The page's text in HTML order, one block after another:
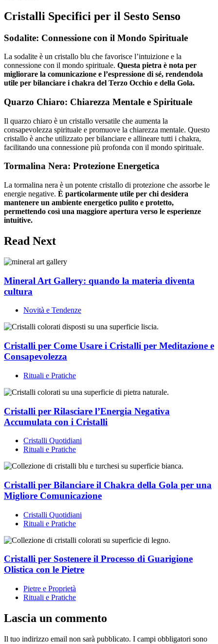
Cristalli Specifici per il Sesto Senso
Sodalite: Connessione con il Mondo Spirituale
La sodalite è un cristallo blu che favorisce l’intuizione e la
connessione con il mondo spirituale. Questa pietra è nota per
migliorare la comunicazione e l’espressione di sé, rendendola
utile per bilanciare i chakra del Terzo Occhio e della Gola.
Quarzo Chiaro: Chiarezza Mentale e Spirituale
Il quarzo chiaro è un cristallo versatile che aumenta la
consapevolezza spirituale e promuove la chiarezza mentale. Questo
cristallo è anche utilizzato per bilanciare e allineare tutti i chakra,
facilitando una connessione più profonda con il mondo spirituale.
Tormalina Nera: Protezione Energetica
La tormalina nera è un potente cristallo di protezione che assorbe le
energie negative. È particolarmente utile per chi desidera
mantenere un ambiente energetico pulito e protetto,
permettendo così una maggiore apertura verso le esperienze
intuitive.
Read Next
Mineral Art Gallery: quando la materia diventa
cultura
Novità e Tendenze
Cristalli per Come Usare i Cristalli per Meditazione e
Consapevolezza
Rituali e Pratiche
Cristalli per Rilasciare l’Energia Negativa
Accumulata con i Cristalli
Cristalli Quotidiani
Rituali e Pratiche
Cristalli per Bilanciare il Chakra della Gola per una
Migliore Comunicazione
Cristalli Quotidiani
Rituali e Pratiche
Cristalli per Sostenere il Processo di Guarigione
Olistica con le Pietre
Pietre e Proprietà
Rituali e Pratiche
Lascia un commento
Il tuo indirizzo email non sarà pubblicato. I campi obbligatori sono